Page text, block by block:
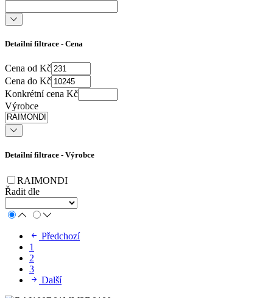
Detailní filtrace - Cena
Cena od Kč
Cena do Kč
Konkrétní cena Kč
Výrobce
Detailní filtrace - Výrobce
RAIMONDI
Řadit dle
Předchozí
1
2
3
Další